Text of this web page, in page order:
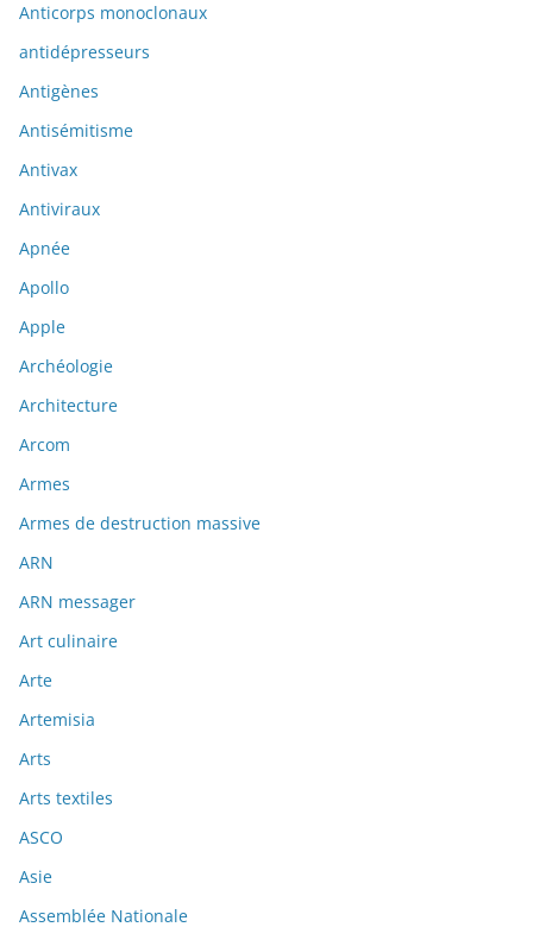
Anticorps monoclonaux
antidépresseurs
Antigènes
Antisémitisme
Antivax
Antiviraux
Apnée
Apollo
Apple
Archéologie
Architecture
Arcom
Armes
Armes de destruction massive
ARN
ARN messager
Art culinaire
Arte
Artemisia
Arts
Arts textiles
ASCO
Asie
Assemblée Nationale